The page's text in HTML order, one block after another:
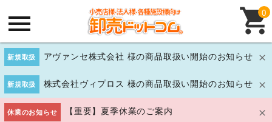
新規取扱 アヴァンセ株式会社 様の商品取扱い開始のお知らせ
新規取扱 株式会社ヴィプロス 様の商品取扱い開始のお知らせ
休業のお知らせ 【重要】夏季休業のご案内
0